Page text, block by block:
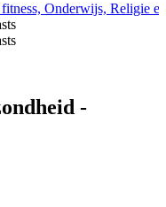
Onderwijs, Religie
-